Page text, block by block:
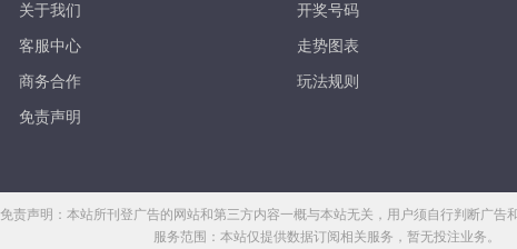
关于我们
客服中心
商务合作
免责声明
开奖号码
走势图表
玩法规则
免责声明：本站所刊登广告的网站和第三方内容一概与本站无关，用户须自行判断广告
服务范围：本站仅提供数据订阅相关服务，暂无投注业务。